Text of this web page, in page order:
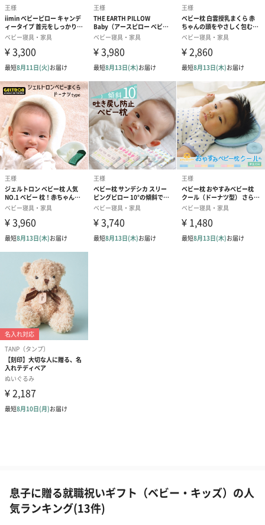
息子に贈る就職祝いギフト（ベビー・キッズ）の人
気ランキング(13件)